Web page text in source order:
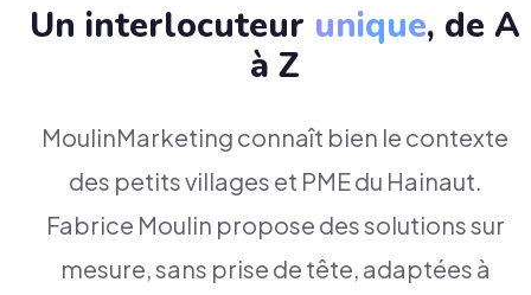
Un interlocuteur unique, de A
à Z
MoulinMarketing connaît bien le contexte
des petits villages et PME du Hainaut.
Fabrice Moulin propose des solutions sur
mesure, sans prise de tête, adaptées à